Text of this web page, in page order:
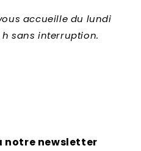
accueille du lundi
h sans interruption.
notre newsletter